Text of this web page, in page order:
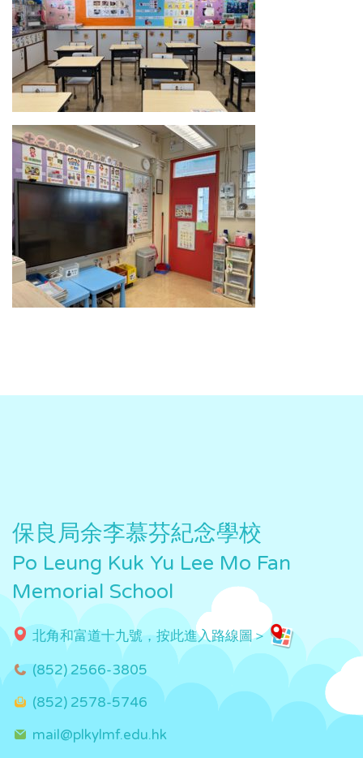
保良局余李慕芬紀念學校
Po Leung Kuk Yu Lee Mo Fan
Memorial School
北角和富道十九號，按此進入路線圖＞
(852) 2566-3805
(852) 2578-5746
mail@plkylmf.edu.hk